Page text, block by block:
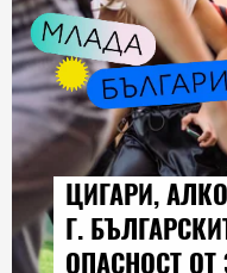
ЦИГАРИ,
Г.
ОПАСНОСТ